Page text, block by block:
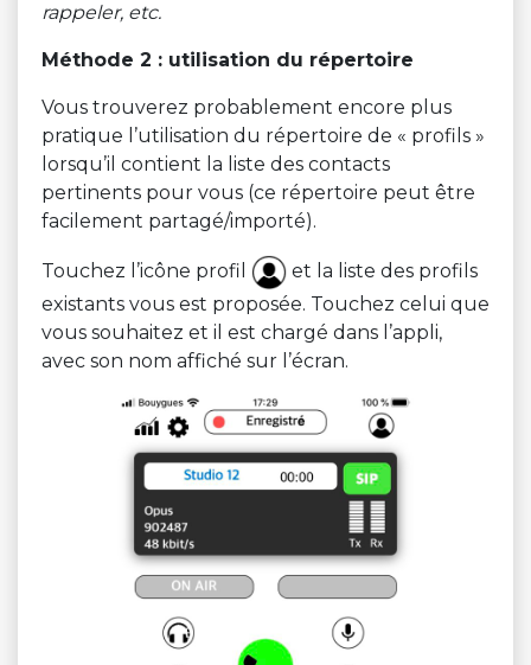
rappeler, etc.
Méthode 2 : utilisation du répertoire
Vous trouverez probablement encore plus
pratique l’utilisation du répertoire de « profils »
lorsqu’il contient la liste des contacts
pertinents pour vous (ce répertoire peut être
facilement partagé/importé).
Touchez l’icône profil
et la liste des profils
existants vous est proposée. Touchez celui que
vous souhaitez et il est chargé dans l’appli,
avec son nom affiché sur l’écran.